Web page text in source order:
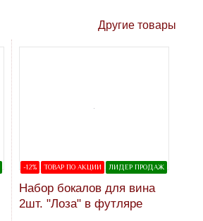
Другие товары
-12% ТОВАР ПО АКЦИИ ЛИДЕР ПРОДАЖ
Набор бокалов для вина
2шт. "Лоза" в футляре